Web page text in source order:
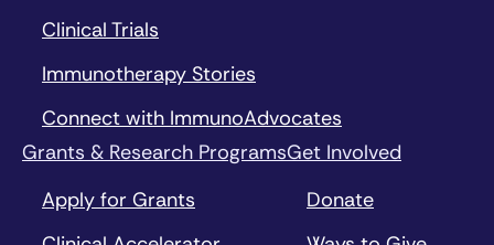
Clinical Trials
Immunotherapy Stories
Connect with ImmunoAdvocates
Grants & Research Programs
Apply for Grants
Get Involved
Donate